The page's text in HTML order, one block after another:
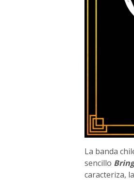
La banda
sencillo
caracteriza,